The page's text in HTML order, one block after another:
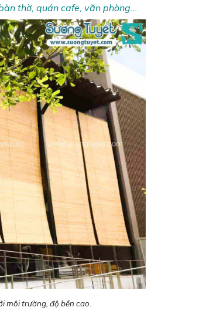
thờ, quán cafe, văn phòng...
môi trường, độ bền cao.